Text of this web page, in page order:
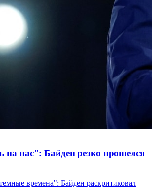
на нас": Байден резко прошелся